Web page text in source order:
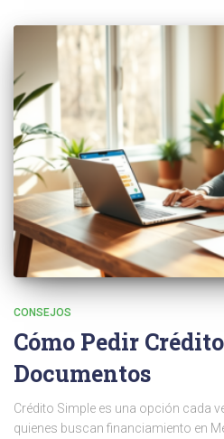
CONSEJOS
Cómo Pedir
Documentos
Crédito Simple es una opción cada
quienes buscan financiamiento en